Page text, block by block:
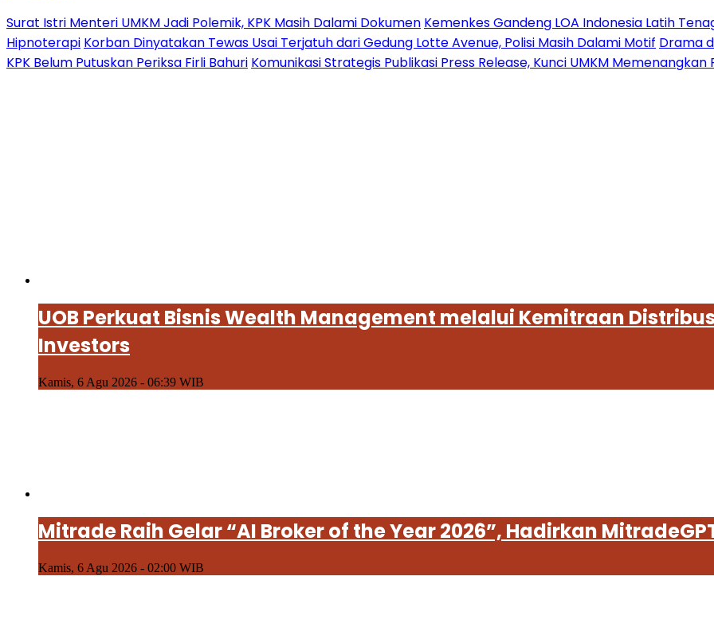
Surat Istri Menteri UMKM Jadi Polemik, KPK Masih Dalami Dokumen Kemenkes Gandeng LOA Indonesia Latih
Hipnoterapi Korban Dinyatakan Tewas Usai Terjatuh dari Gedung Lotte Avenue, Polisi Masih Dalami Motif Drama
KPK Belum Putuskan Periksa Firli Bahuri Komunikasi Strategis Publikasi Press Release, Kunci UMKM
UOB Perkuat Bisnis Wealth Management melalui Kemitraan
Investors
Kamis, 6 Agu 2026 - 06:39 WIB
Mitrade Raih Gelar “AI Broker of the Year 2026”, Hadirkan
Kamis, 6 Agu 2026 - 02:00 WIB